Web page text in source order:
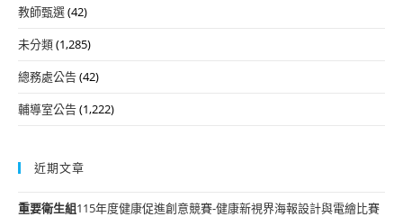
教師甄選(42)
未分類(1,285)
總務處公告(42)
輔導室公告(1,222)
近期文章
重要衛生組115年度健康促進創意競賽-健康新視界海報設計與電繪比賽